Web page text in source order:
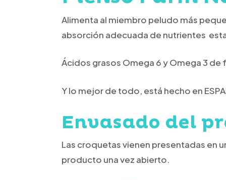
Alimenta al miembro peludo más
absorción adecuada de nutrientes
Ácidos grasos Omega 6 y Omega 3
Y lo mejor de todo, está hecho en
Envasado del
Las croquetas vienen presentadas en
producto una vez abierto.